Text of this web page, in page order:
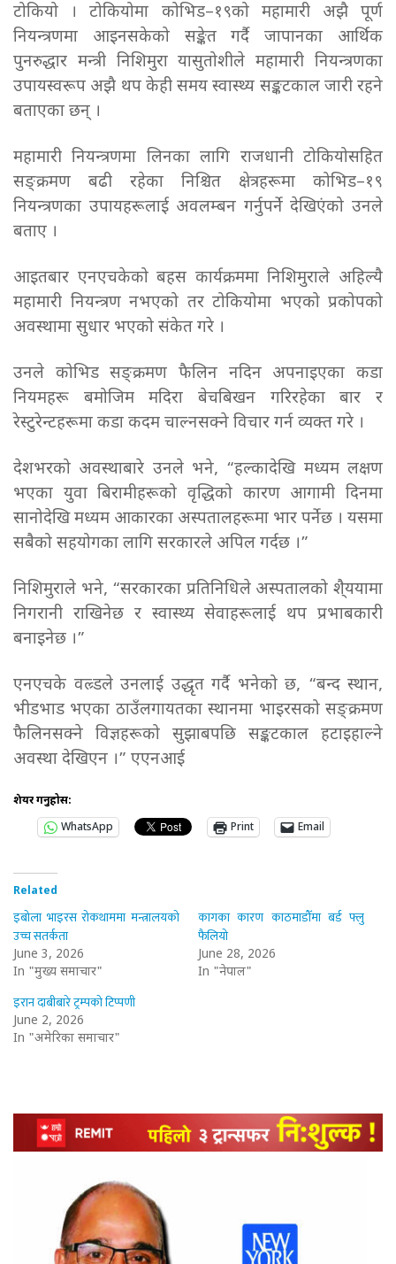
टोकियो । टोकियोमा कोभिड–१९को महामारी अझै पूर्ण
नियन्त्रणमा आइनसकेको सङ्केत गर्दै जापानका आर्थिक
पुनरुद्धार मन्त्री निशिमुरा यासुतोशीले महामारी नियन्त्रणका
उपायस्वरूप अझै थप केही समय स्वास्थ्य सङ्कटकाल जारी रहने
बताएका छन् ।
महामारी नियन्त्रणमा लिनका लागि राजधानी टोकियोसहित
सङ्क्रमण बढी रहेका निश्चित क्षेत्रहरूमा कोभिड–१९
नियन्त्रणका उपायहरूलाई अवलम्बन गर्नुपर्ने देखिएंको उनले
बताए ।
आइतबार एनएचकेको बहस कार्यक्रममा निशिमुराले अहिल्यै
महामारी नियन्त्रण नभएको तर टोकियोमा भएको प्रकोपको
अवस्थामा सुधार भएको संकेत गरे ।
उनले कोभिड सङ्क्रमण फैलिन नदिन अपनाइएका कडा
नियमहरू बमोजिम मदिरा बेचबिखन गरिरहेका बार र
रेस्टुरेन्टहरूमा कडा कदम चाल्नसक्ने विचार गर्न व्यक्त गरे ।
देशभरको अवस्थाबारे उनले भने, “हल्कादेखि मध्यम लक्षण
भएका युवा बिरामीहरूको वृद्धिको कारण आगामी दिनमा
सानोदेखि मध्यम आकारका अस्पतालहरूमा भार पर्नेछ । यसमा
सबैको सहयोगका लागि सरकारले अपिल गर्दछ ।”
निशिमुराले भने, “सरकारका प्रतिनिधिले अस्पतालको शै्ययामा
निगरानी राखिनेछ र स्वास्थ्य सेवाहरूलाई थप प्रभाबकारी
बनाइनेछ ।”
एनएचके वल्र्डले उनलाई उद्धृत गर्दै भनेको छ, “बन्द स्थान,
भीडभाड भएका ठाउँलगायतका स्थानमा भाइरसको सङ्क्रमण
फैलिनसक्ने विज्ञहरूको सुझाबपछि सङ्कटकाल हटाइहाल्ने
अवस्था देखिएन ।” एएनआई
शेयर गर्नुहोस:
WhatsApp
Print Email
Related
इबोला भाइरस रोकथाममा मन्त्रालयको
उच्च सतर्कता
June 3, 2026
In "मुख्य समाचार"
कागका कारण काठमाडौँमा बर्ड फ्लु
फैलियो
June 28, 2026
In "नेपाल"
इरान दाबीबारे ट्रम्पको टिप्पणी
June 2, 2026
In "अमेरिका समाचार"